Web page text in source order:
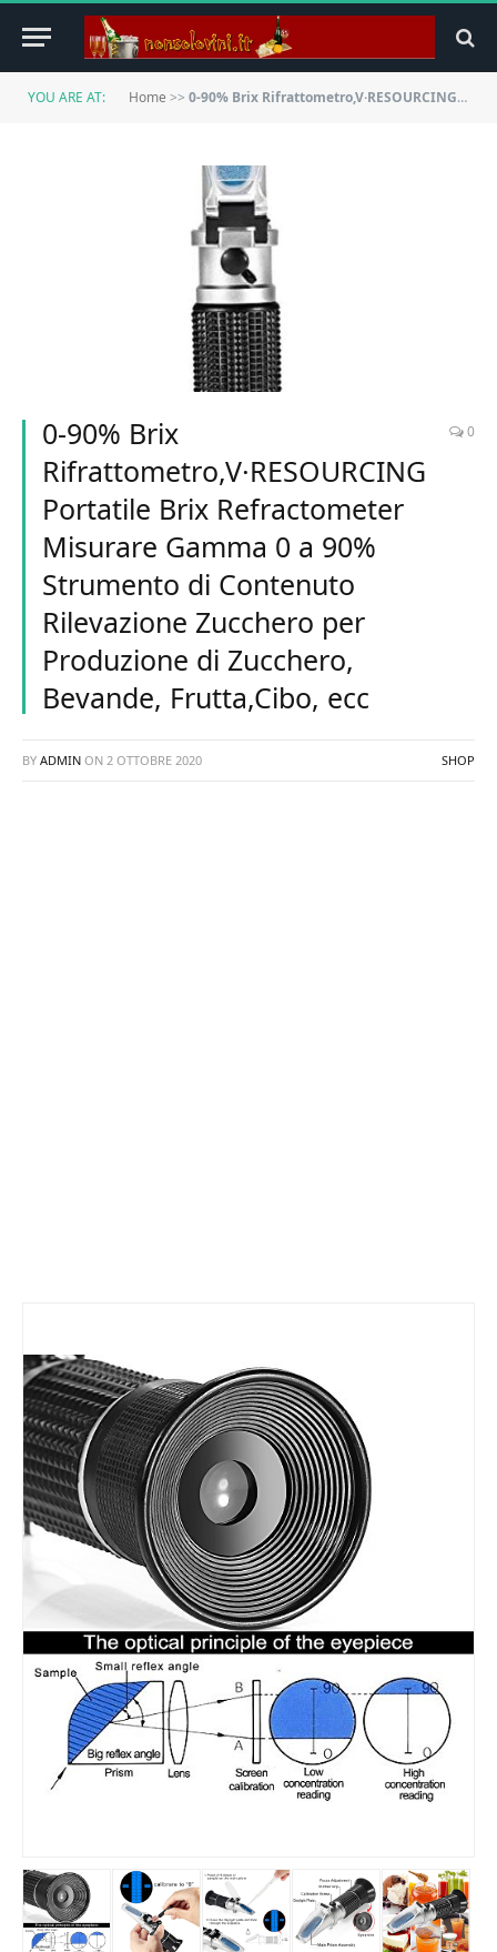
YOU ARE AT: Home >> 0-90% Brix Rifrattometro,V·RESOURCING Portatile Brix Refractometer Misurare Gamma 0 a 90% Strumento di Contenuto Rilevazione Zucchero per Produzione di Zucchero, Bevande, Frutta,Cibo, ecc
0-90% Brix
Rifrattometro,V·RESOURCING
Portatile Brix Refractometer
Misurare Gamma 0 a 90%
Strumento di Contenuto
Rilevazione Zucchero per
Produzione di Zucchero,
Bevande, Frutta,Cibo, ecc
0
BY ADMIN ON 2 OTTOBRE 2020 SHOP